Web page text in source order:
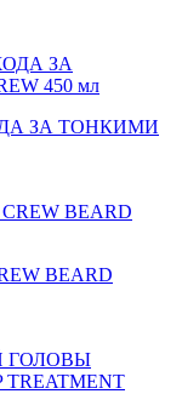
ЗА ТОНКИМИ
BEARD